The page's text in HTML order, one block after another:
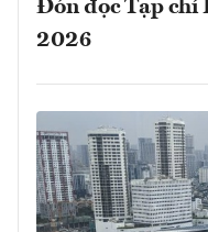
Đón đọc Tạp chí
2026